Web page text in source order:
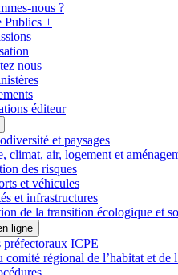
nous ?
Publics +
nous
éditeur
et paysages
climat, air, logement et
des risques
et véhicules
et infrastructures
de la transition écologique et
ligne
préfectoraux ICPE
comité régional de l’habitat et